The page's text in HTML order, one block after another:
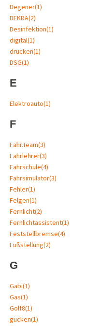
Degener(1)
DEKRA(2)
Desinfektion(1)
digital(1)
drücken(1)
DSG(1)
E
Elektroauto(1)
F
Fahr.Team(3)
Fahrlehrer(3)
Fahrschule(4)
Fahrsimulator(3)
Fehler(1)
Felgen(1)
Fernlicht(2)
Fernlichtassistent(1)
Feststellbremse(4)
Fußstellung(2)
G
Gabi(1)
Gas(1)
Golf8(1)
gucken(1)